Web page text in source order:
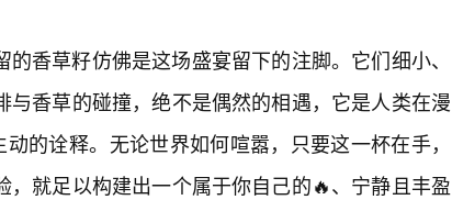
香草籽仿佛是这场盛宴留下的注脚。它们细小、
香草的碰撞，绝不是偶然的相遇，它是人类在漫
的诠释。无论世界如何喧嚣，只要这一杯在手，
就足以构建出一个属于你自己的🔥、宁静且丰盈